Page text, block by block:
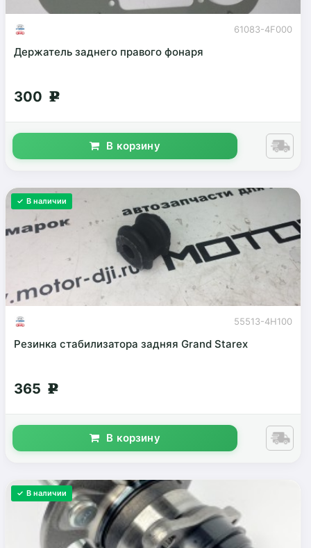
61083-4F000
Держатель заднего правого фонаря
300 g
В корзину
✓ В наличии
55513-4H100
Резинка стабилизатора задняя Grand Starex
365 g
В корзину
✓ В наличии